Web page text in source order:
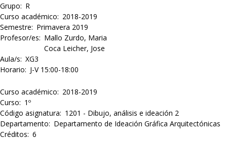
Grupo
R
Curso académico
2018-2019
Semestre
Primavera 2019
Profesor/es
Mallo Zurdo, Maria
Coca Leicher, Jose
Aula/s XG3
Horario
J-V 15:00-18:00
Curso académico
2018-2019
Curso
1º
Código asignatura
1201 - Dibujo, análisis e ideación 2
Departamento
Departamento de Ideación Gráfica Arquitectónicas
Créditos 6